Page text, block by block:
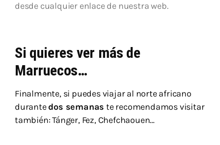
desde cualquier enlace de nuestra web.
Si quieres ver más de
Marruecos…
Finalmente, si puedes viajar al norte africano
durantedos semanas te recomendamos visitar
también: Tánger, Fez, Chefchaouen…